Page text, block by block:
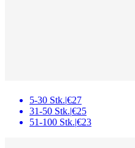
5-30 Stk.|€27
31-50 Stk.|€25
51-100 Stk.|€23